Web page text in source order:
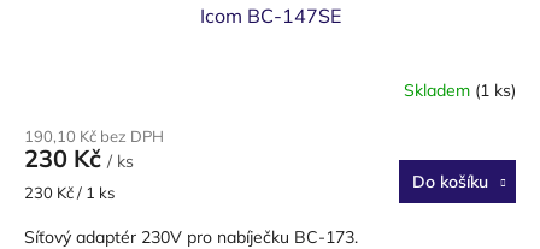
Icom BC-147SE
Skladem (1 ks)
190,10 Kč bez DPH
230 Kč / ks
Měrná
230 Kč / 1 ks Do košíku
Síťový adaptér 230V pro nabíječku BC-173.